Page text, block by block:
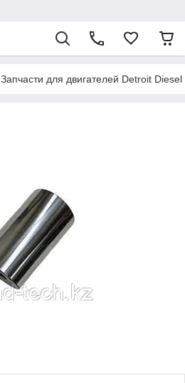
Запчасти для двигателей Detroit